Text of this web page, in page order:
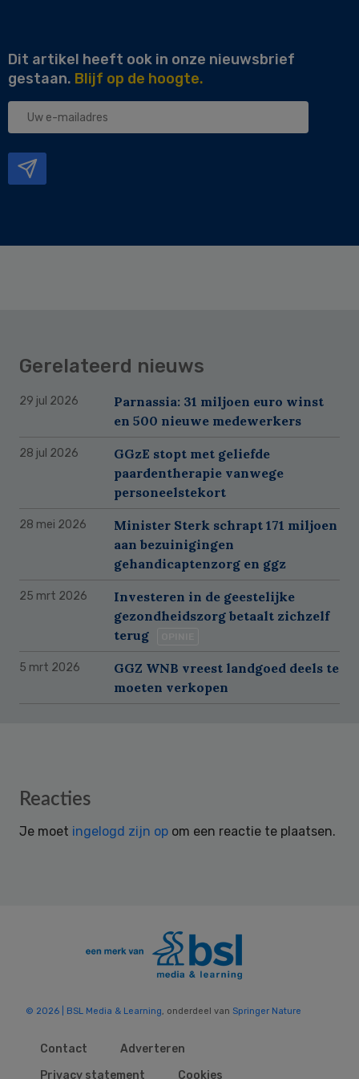
Dit artikel heeft ook in onze nieuwsbrief
gestaan. Blijf op de hoogte.
Uw
Gerelateerd nieuws
29 jul 2026
Parnassia: 31 miljoen euro winst
en 500 nieuwe medewerkers
28 jul 2026
GGzE stopt met geliefde
paardentherapie vanwege
personeelstekort
28 mei 2026
Minister Sterk schrapt 171 miljoen
aan bezuinigingen
gehandicaptenzorg en ggz
25 mrt 2026
Investeren in de geestelijke
gezondheidszorg betaalt zichzelf
terug
5 mrt 2026
GGZ WNB vreest landgoed deels te
moeten verkopen
Reader
Reacties
Je moet ingelogd zijn op om een reactie te plaatsen.
© 2026 | BSL Media & Learning, onderdeel van Springer Nature
Contact
Adverteren
Privacy statement
Cookies